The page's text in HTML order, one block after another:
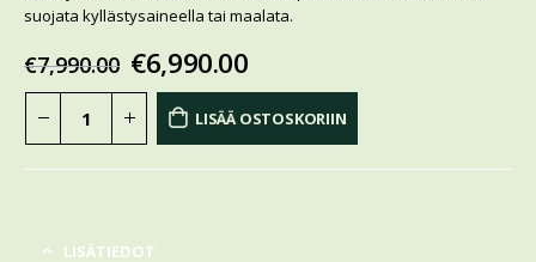
suojata kyllästysaineella tai maalata.
€7,990.00 €6,990.00
LISÄÄ OSTOSKORIIN
LISÄTIEDOT